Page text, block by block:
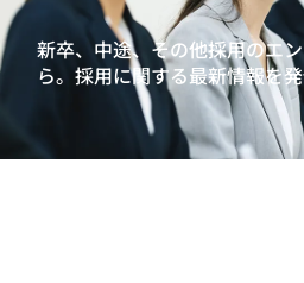
新卒、中途、その他採用のエ
ら。採用に関する最新情報を